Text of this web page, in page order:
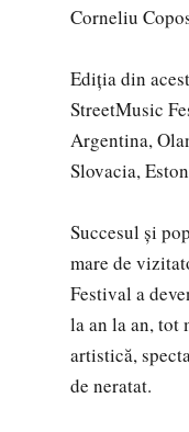
Corneliu
Ediția din
StreetMusic
Argentina,
Slovacia,
Succesul și
mare de
Festival a
la an la an, tot
artistică,
de neratat.